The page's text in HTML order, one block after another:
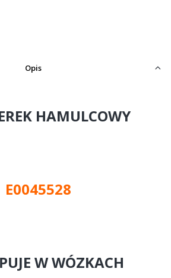
Opis
HAMULCOWY
E0045528
W WÓZKACH